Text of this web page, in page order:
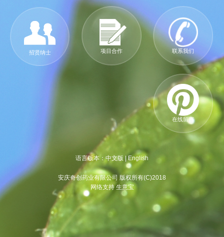
招贤纳士 项目合作 联系我们
在线留言
语言版本：中文版 English
安庆奇创药业有限公司 版权所有(C)2018
网络支持 生意宝